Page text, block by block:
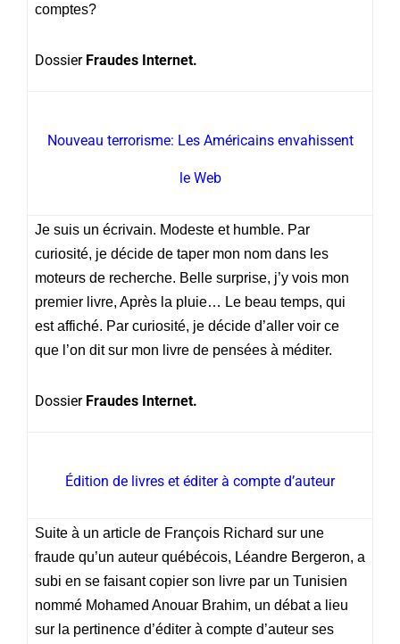
comptes?
Dossier Fraudes Internet.
Nouveau terrorisme: Les Américains envahissent
le Web
Je suis un écrivain. Modeste et humble. Par
curiosité, je décide de taper mon nom dans les
moteurs de recherche. Belle surprise, j’y vois mon
premier livre, Après la pluie… Le beau temps, qui
est affiché. Par curiosité, je décide d’aller voir ce
que l’on dit sur mon livre de pensées à méditer.
Dossier Fraudes Internet.
Édition de livres et éditer à compte d’auteur
Suite à un article de François Richard sur une
fraude qu’un auteur québécois, Léandre Bergeron, a
subi en se faisant copier son livre par un Tunisien
nommé Mohamed Anouar Brahim, un débat a lieu
sur la pertinence d’éditer à compte d’auteur ses